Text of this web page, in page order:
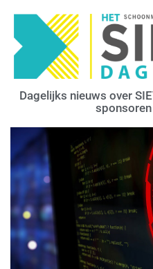
Dagelijks nieuws over